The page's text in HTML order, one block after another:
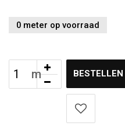
0 meter op voorraad